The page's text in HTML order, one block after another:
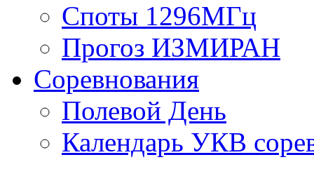
Споты 1296МГц
Прогоз ИЗМИРАН
Соревнования
Полевой День
Календарь УКВ